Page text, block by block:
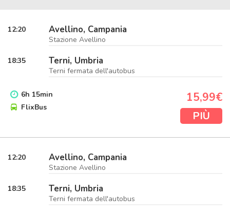
12:20 Avellino, Campania
Stazione Avellino
18:35 Terni, Umbria
Terni fermata dell'autobus
6h 15min
FlixBus
15,99€
PIÙ
12:20 Avellino, Campania
Stazione Avellino
18:35 Terni, Umbria
Terni fermata dell'autobus